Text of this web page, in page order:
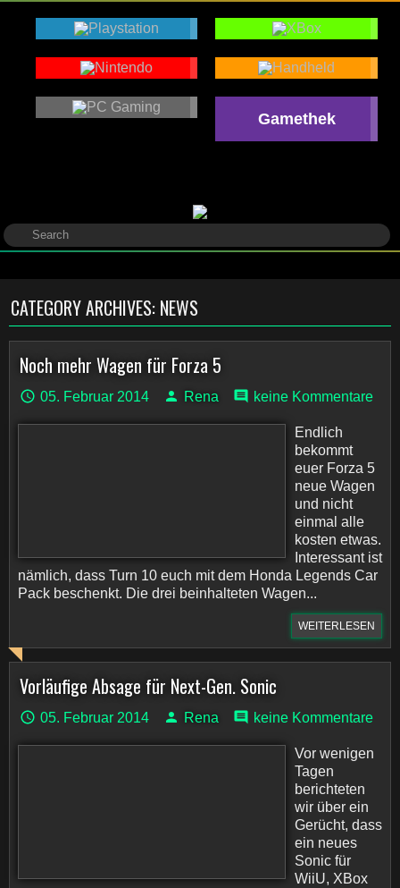
Gamethek
CATEGORY ARCHIVES: NEWS
Noch mehr Wagen für Forza 5
05. Februar 2014 Rena keine Kommentare
Endlich
bekommt
euer Forza 5
neue Wagen
und nicht
einmal alle
kosten etwas.
Interessant ist
nämlich, dass Turn 10 euch mit dem Honda Legends Car
Pack beschenkt. Die drei beinhalteten Wagen...
WEITERLESEN
Vorläufige Absage für Next-Gen. Sonic
05. Februar 2014 Rena keine Kommentare
Vor wenigen
Tagen
berichteten
wir über ein
Gerücht, dass
ein neues
Sonic für
WiiU, XBox